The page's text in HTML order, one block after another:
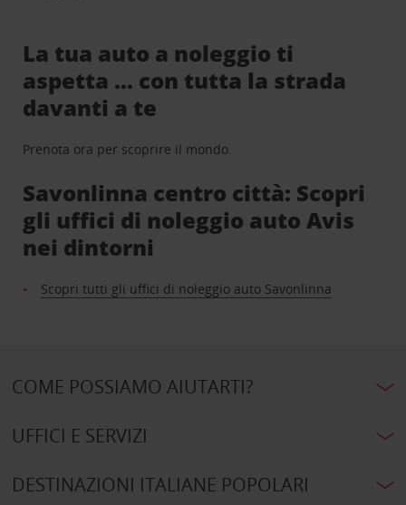
La tua auto a noleggio ti
aspetta … con tutta la strada
davanti a te
Prenota ora per scoprire il mondo.
Savonlinna centro città: Scopri
gli uffici di noleggio auto Avis
nei dintorni
Scopri tutti gli uffici di noleggio auto Savonlinna
COME POSSIAMO AIUTARTI?
UFFICI E SERVIZI
DESTINAZIONI ITALIANE POPOLARI